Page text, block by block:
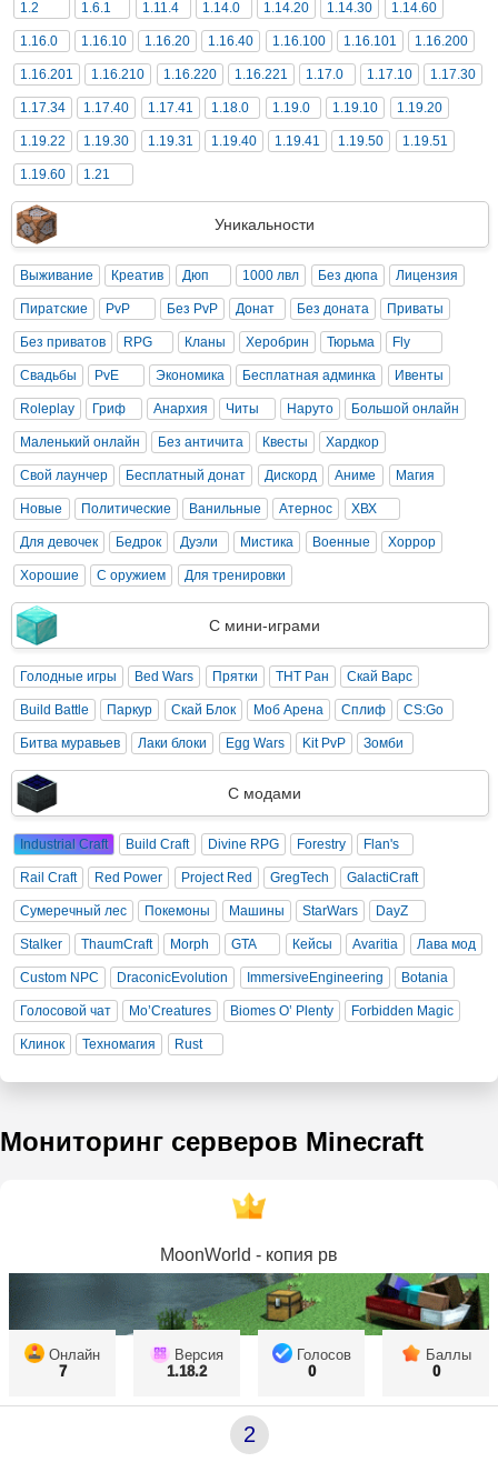
1.2 1.6.1 1.11.4 1.14.0 1.14.20 1.14.30 1.14.60
1.16.0 1.16.10 1.16.20 1.16.40 1.16.100 1.16.101 1.16.200
1.16.201 1.16.210 1.16.220 1.16.221 1.17.0 1.17.10 1.17.30
1.17.34 1.17.40 1.17.41 1.18.0 1.19.0 1.19.10 1.19.20
1.19.22 1.19.30 1.19.31 1.19.40 1.19.41 1.19.50 1.19.51
1.19.60 1.21
Уникальности
Выживание Креатив Дюп 1000 лвл Без дюпа Лицензия
Пиратские PvP Без PvP Донат Без доната Приваты
Без приватов RPG Кланы Херобрин Тюрьма Fly
Свадьбы PvE Экономика Бесплатная админка Ивенты
Roleplay Гриф Анархия Читы Наруто Большой онлайн
Маленький онлайн Без античита Квесты Хардкор
Свой лаунчер Бесплатный донат Дискорд Аниме Магия
Новые Политические Ванильные Атернос ХВХ
Для девочек Бедрок Дуэли Мистика Военные Хоррор
Хорошие С оружием Для тренировки
С мини-играми
Голодные игры Bed Wars Прятки ТНТ Ран Скай Варс
Build Battle Паркур Скай Блок Моб Арена Сплиф CS:Go
Битва муравьев Лаки блоки Egg Wars Kit PvP Зомби
С модами
Industrial Craft Build Craft Divine RPG Forestry Flan's
Rail Craft Red Power Project Red GregTech GalactiCraft
Сумеречный лес Покемоны Машины StarWars DayZ
Stalker ThaumCraft Morph GTA Кейсы Avaritia Лава мод
Custom NPC DraconicEvolution ImmersiveEngineering Botania
Голосовой чат Mo’Creatures Biomes O’ Plenty Forbidden Magic
Клинок Техномагия Rust
Мониторинг серверов Minecraft
MoonWorld - копия рв
Онлайн
7
Версия
1.18.2
Голосов
0
Баллы
0
2